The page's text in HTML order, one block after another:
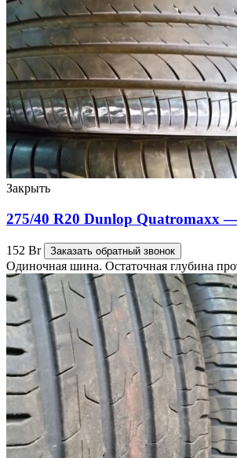
Закрыть
275/40 R20 Dunlop Quatromaxx
152 Br Заказать обратный звонок
Одиночная шина. Остаточная глубина